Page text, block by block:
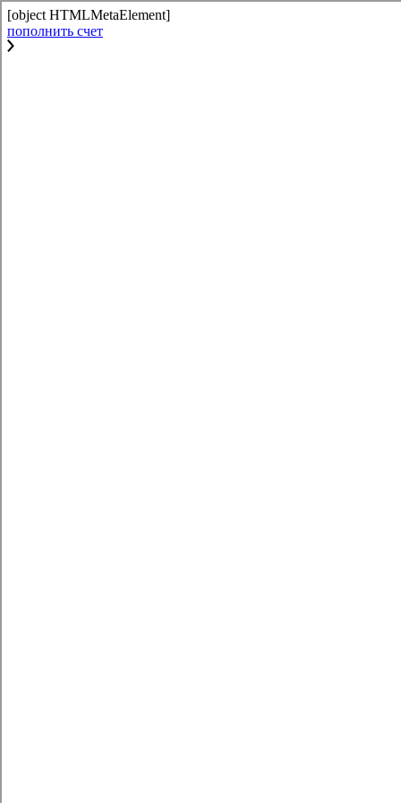
[object HTMLMetaElement]
пополнить счет